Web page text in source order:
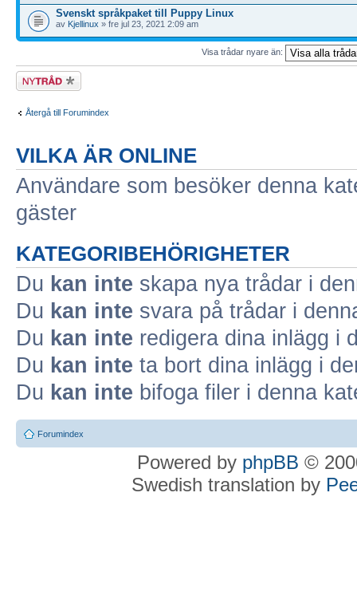
Svenskt språkpaket till Puppy Linux
av Kjellinux » fre jul 23, 2021 2:09 am
Visa trådar nyare än:
Skapa en ny
tråd
Återgå till Forumindex
VILKA ÄR ONLINE
Användare som besöker denna
gäster
KATEGORIBEHÖRIGHETER
Du kan inte skapa nya trådar i
Du kan inte svara på trådar i
Du kan inte redigera dina inlägg i
Du kan inte ta bort dina inlägg i
Du kan inte bifoga filer i denna
Forumindex
Powered by phpBB ©
Swedish translation by